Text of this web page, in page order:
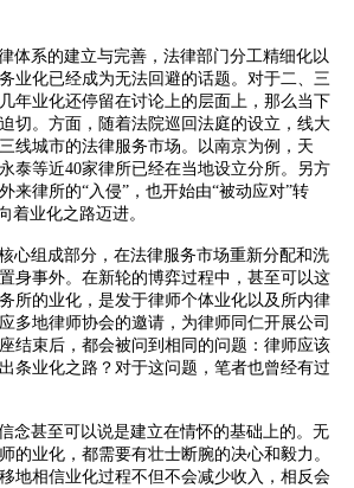
体系的建立与完善，法律部门分工精细化以
业化已经成为无法回避的话题。对于二、三
年业化还停留在讨论上的层面上，那么当下
切。方面，随着法院巡回法庭的设立，线大
线城市的法律服务市场。以南京为例，天
泰等近40家律所已经在当地设立分所。另方
来律所的“入侵”，也开始由“被动应对”转
着业化之路迈进。
心组成部分，在法律服务市场重新分配和洗
身事外。在新轮的博弈过程中，甚至可以这
所的业化，是发于律师个体业化以及所内律
多地律师协会的邀请，为律师同仁开展公司
结束后，都会被问到相同的问题：律师应该
条业化之路？对于这问题，笔者也曾经有过
念甚至可以说是建立在情怀的基础上的。无
的业化，都需要有壮士断腕的决心和毅力。
地相信业化过程不但不会减少收入，相反会